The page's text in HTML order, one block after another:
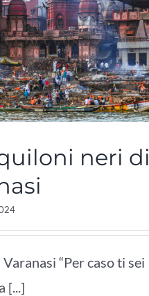
neri di
“Per caso ti sei
[...]